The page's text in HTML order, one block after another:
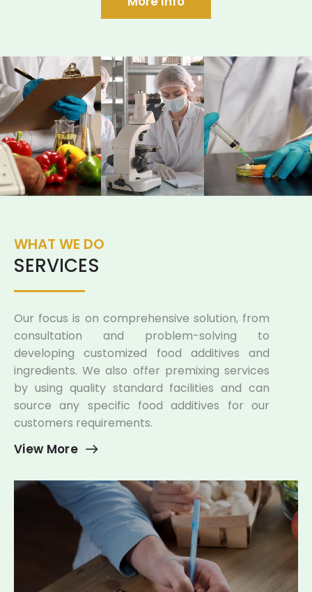
WHAT WE DO
SERVICES
Our focus is on comprehensive solution, from
consultation and problem-solving to
developing customized food additives and
ingredients. We also offer premixing services
by using quality standard facilities and can
source any specific food additives for our
customers requirements.
View More